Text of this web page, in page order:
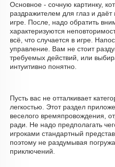
Основное - сочную картинку,
раздражителем для глаз и
игре. После, надо обратить
характеризуются
всё, что случается в игре.
управление. Вам не стоит
требуемых действий, или
интуитивно понятно.
Пусть вас не отталкивает
легкостью. Этот раздел
веселого времяпровождения,
ради. Не надо предполагать
игроками стандартный
поэтому не раздумывая
приключений.